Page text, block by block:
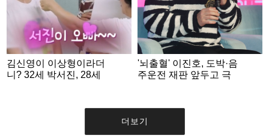
김신영이 이상형이라더
니? 32세 박서진, 28세
'뇌출혈' 이진호, 도박·음
주운전 재판 앞두고 극
더보기